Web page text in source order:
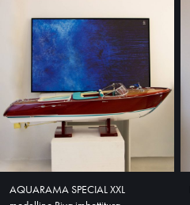
AQUARAMA SPECIAL XXL